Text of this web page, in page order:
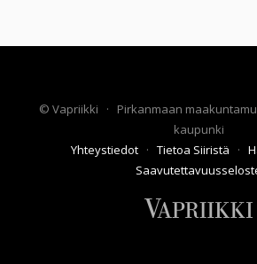
© Vapriikki · Pirkanmaan
kaupunki
Yhteystiedot · Tietoa Siiristä ·